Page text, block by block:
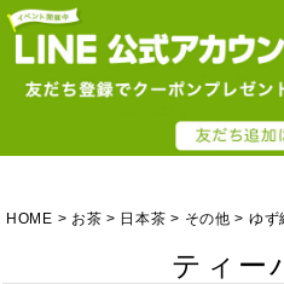
HOME お茶 日本茶 その他 ゆず
ティー